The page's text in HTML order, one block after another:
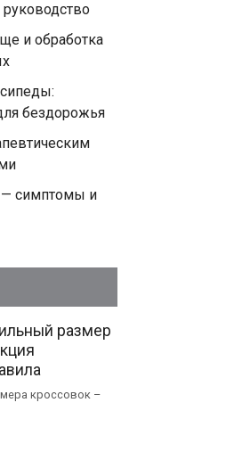
руководство
и обработка
бездорожья
— симптомы и
размер
кроссовок –